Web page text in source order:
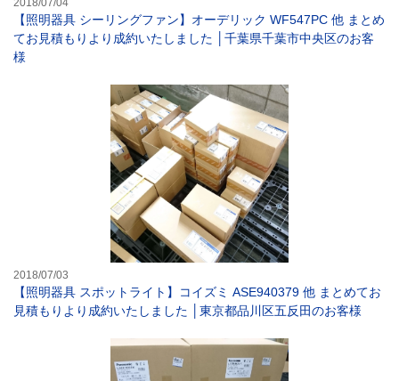
2018/07/04
【照明器具 シーリングファン】オーデリック WF547PC 他 まとめ
てお見積もりより成約いたしました │千葉県千葉市中央区のお客
様
2018/07/03
【照明器具 スポットライト】コイズミ ASE940379 他 まとめてお
見積もりより成約いたしました │東京都品川区五反田のお客様